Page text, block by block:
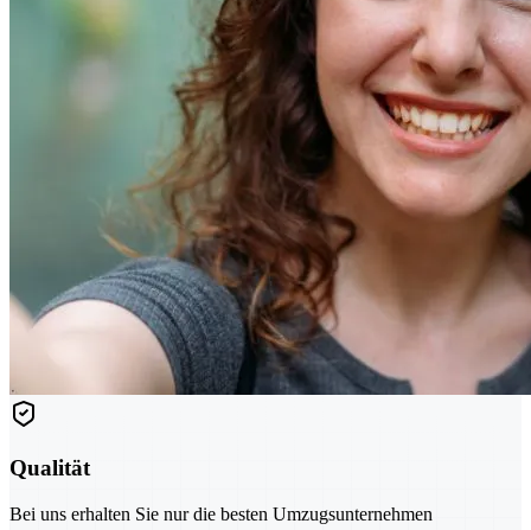
Qualität
Bei uns erhalten Sie nur die besten Umzugsunternehmen